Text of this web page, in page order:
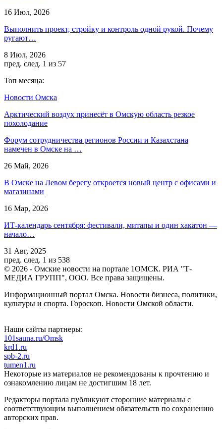
16 Июл, 2026
Выполнить проект, стройку и контроль одной рукой. Почему
ругают…
8 Июл, 2026
пред. след. 1 из 57
Топ месяца:
Новости Омска
Арктический воздух принесёт в Омскую область резкое
похолодание
Форум сотрудничества регионов России и Казахстана
намечен в Омске на …
26 Май, 2026
В Омске на Левом берегу откроется новый центр с офисами и
магазинами
16 Мар, 2026
ИТ-календарь сентября: фестивали, митапы и один хакатон —
начало…
31 Авг, 2025
пред. след. 1 из 538
© 2026 - Омские новости на портале 1ОМСК. РИА "Т-
МЕДИА ГРУПП", ООО. Все права защищены.
Информационный портал Омска. Новости бизнеса, политики,
культуры и спорта. Гороскоп. Новости Омской области.
Наши сайты партнеры:
101sauna.ru/Omsk
krd1.ru
spb-2.ru
tumen1.ru
Некоторые из материалов не рекомендованы к прочтению и
ознакомлению лицам не достигшим 18 лет.
Редакторы портала публикуют сторонние материалы с
соответствующим выполнением обязательств по сохранению
авторских прав.